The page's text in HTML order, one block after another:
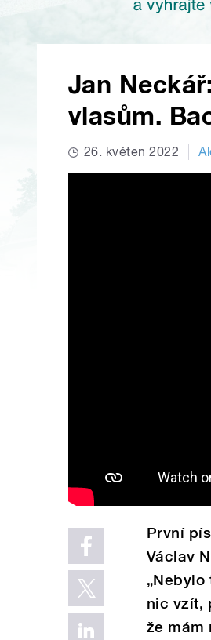
Jan
vlasům.
26. květen 2022
První
Václav
nic vzít,
že mám